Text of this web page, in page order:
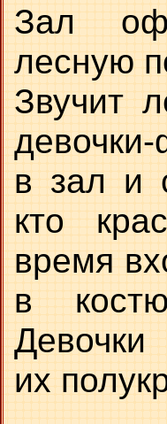
Зал
лесную
Звучит
в зал и
кто
время
в
их